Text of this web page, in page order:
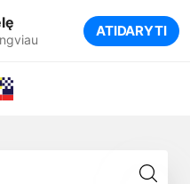
ATIDARYTI